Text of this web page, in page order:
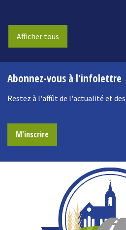
Afficher tous
Abonnez-vous à l'infolettre
Restez à l'affût de l'actualité et
M'inscrire